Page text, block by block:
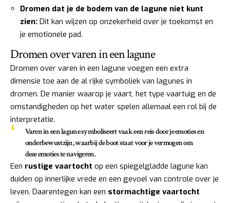
Dromen dat je de bodem van de lagune niet kunt
zien: Dit kan wijzen op onzekerheid over je toekomst en
je emotionele pad.
Dromen over varen in een lagune
Dromen over varen in een lagune voegen een extra
dimensie toe aan de al rijke symboliek van lagunes in
dromen. De manier waarop je vaart, het type vaartuig en de
omstandigheden op het water spelen allemaal een rol bij de
interpretatie.
Varen in een lagune symboliseert vaak een reis door je emoties en
onderbewustzijn, waarbij de boot staat voor je vermogen om
deze emoties te navigeren.
Een rustige vaartocht op een spiegelgladde lagune kan
duiden op innerlijke vrede en een gevoel van controle over je
leven. Daarentegen kan een stormachtige vaartocht